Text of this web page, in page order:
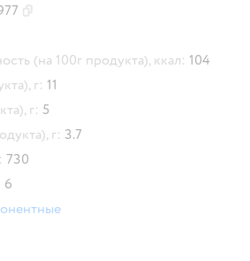
(на 100г продукта), ккал: 104
г: 11
г: 5
г: 3.7
730
6